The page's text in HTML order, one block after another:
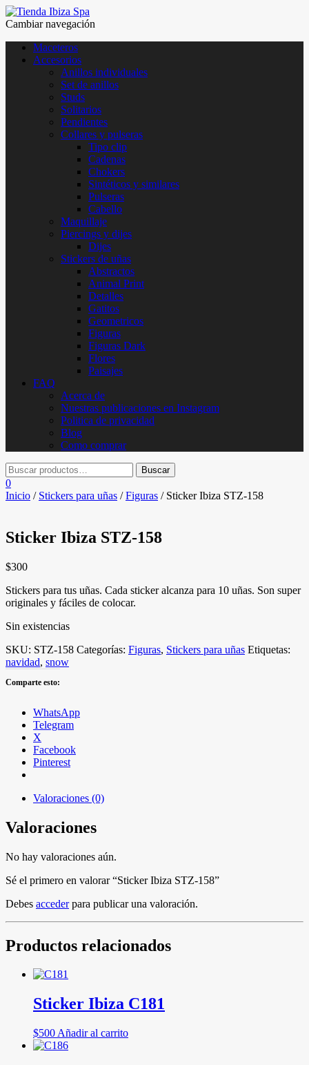
Cambiar navegación
Maceteros
Accesorios
Anillos individuales
Set de anillos
Studs
Solitarios
Pendientes
Collares y pulseras
Tipo clip
Cadenas
Chokers
Sintéticos y similares
Pulseras
Cabello
Maquillaje
Piercings y dijes
Dijes
Stickers de uñas
Abstractos
Animal Print
Detalles
Gatitos
Geometricos
Figuras
Figuras Dark
Flores
Paisajes
FAQ
Acerca de
Nuestras publicaciones en Instagram
Politica de privacidad
Blog
Como comprar
0
Inicio / Stickers para uñas /Figuras / Sticker Ibiza STZ-158
Sticker Ibiza STZ-158
$300
Stickers para tus uñas. Cada sticker alcanza para 10 uñas. Son super
originales y fáciles de colocar.
Sin existencias
SKU: STZ-158 Categorías: Figuras, Stickers para uñas Etiquetas:
navidad, snow
Comparte esto:
WhatsApp
Telegram
X
Facebook
Pinterest
Valoraciones (0)
Valoraciones
No hay valoraciones aún.
Sé el primero en valorar “Sticker Ibiza STZ-158”
Debes accederpara publicar una valoración.
Productos relacionados
Sticker Ibiza C181
$500 Añadir al carrito